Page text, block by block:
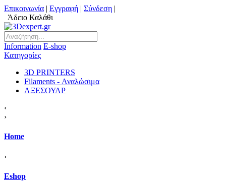
Επικοινωνία | Εγγραφή | Σύνδεση |
Άδειο Καλάθι
Information Ε-shop
Κατηγορίες
3D PRINTERS
Filaments - Αναλώσιμα
ΑΞΕΣΟΥΑΡ
‹
›
Home
›
Eshop